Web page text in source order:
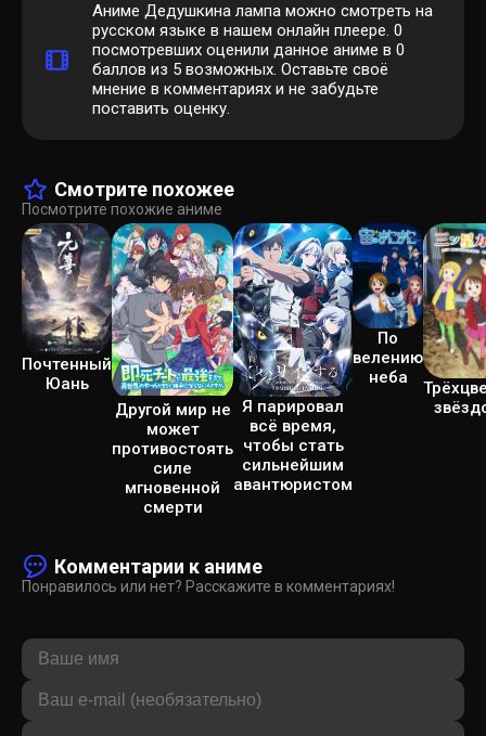
Аниме Дедушкина лампа можно смотреть на
русском языке в нашем онлайн плеере. 0
посмотревших оценили данное аниме в 0
баллов из 5 возможных. Оставьте своё
мнение в комментариях и не забудьте
поставить оценку.
Смотрите похожее
Посмотрите похожие аниме
Почтенный
Юань
Другой мир не
может
противостоять
силе
мгновенной
смерти
Я парировал
всё время,
чтобы стать
сильнейшим
авантюристом
По
велению
неба
Комментарии к аниме
Понравилось или нет? Расскажите в комментариях!